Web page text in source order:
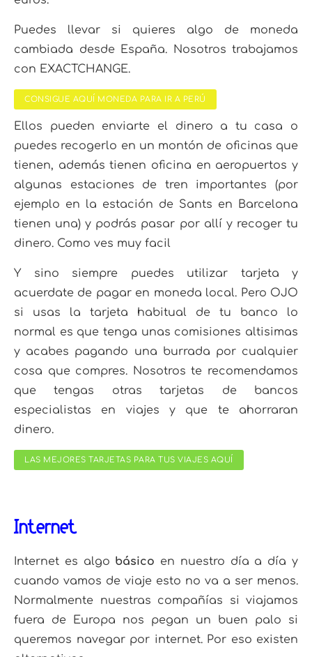
Puedes llevar si quieres algo de moneda
cambiada desde España. Nosotros trabajamos
con EXACTCHANGE.
CONSIGUE AQUÍ MONEDA PARA IR A PERÚ
Ellos pueden enviarte el dinero a tu casa o
puedes recogerlo en un montón de oficinas que
tienen, además tienen oficina en aeropuertos y
algunas estaciones de tren importantes (por
ejemplo en la estación de Sants en Barcelona
tienen una) y podrás pasar por allí y recoger tu
dinero. Como ves muy facil
Y sino siempre puedes utilizar tarjeta y
acuerdate de pagar en moneda local. Pero OJO
si usas la tarjeta habitual de tu banco lo
normal es que tenga unas comisiones altisimas
y acabes pagando una burrada por cualquier
cosa que compres. Nosotros te recomendamos
que tengas otras tarjetas de bancos
especialistas en viajes y que te ahorraran
dinero.
LAS MEJORES TARJETAS PARA TUS VIAJES AQUÍ
Internet
Internet es algo básico en nuestro día a día y
cuando vamos de viaje esto no va a ser menos.
Normalmente nuestras compañías si viajamos
fuera de Europa nos pegan un buen palo si
queremos navegar por internet. Por eso existen